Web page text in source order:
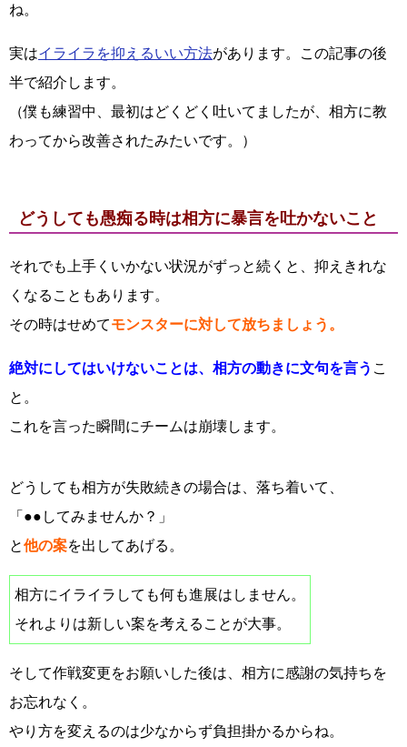
ね。
実はイライラを抑えるいい方法があります。この記事の後
半で紹介します。
（僕も練習中、最初はどくどく吐いてましたが、相方に教
わってから改善されたみたいです。）
どうしても愚痴る時は相方に暴言を吐かないこと
それでも上手くいかない状況がずっと続くと、抑えきれな
くなることもあります。
その時はせめてモンスターに対して放ちましょう。
絶対にしてはいけないことは、相方の動きに文句を言う こ
と。
これを言った瞬間にチームは崩壊します。
どうしても相方が失敗続きの場合は、落ち着いて、
「●●してみませんか？」
と他の案を出してあげる。
相方にイライラしても何も進展はしません。
それよりは新しい案を考えることが大事。
そして作戦変更をお願いした後は、相方に感謝の気持ちを
お忘れなく。
やり方を変えるのは少なからず負担掛かるからね。